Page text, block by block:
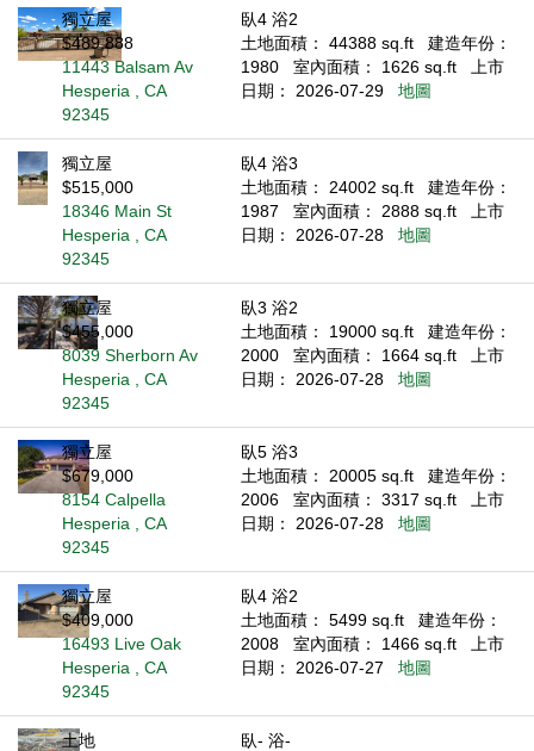
獨立屋
$489,888
11443 Balsam Av
Hesperia , CA
92345
臥4 浴2
土地面積： 44388 sq.ft
建造年份：
1980
室內面積： 1626 sq.ft
上市
日期： 2026-07-29
地圖
獨立屋
$515,000
18346 Main St
Hesperia , CA
92345
臥4 浴3
土地面積： 24002 sq.ft
建造年份：
1987
室內面積： 2888 sq.ft
上市
日期： 2026-07-28
地圖
獨立屋
$455,000
8039 Sherborn Av
Hesperia , CA
92345
臥3 浴2
土地面積： 19000 sq.ft
建造年份：
2000
室內面積： 1664 sq.ft
上市
日期： 2026-07-28
地圖
獨立屋
$679,000
8154 Calpella
Hesperia , CA
92345
臥5 浴3
土地面積： 20005 sq.ft
建造年份：
2006
室內面積： 3317 sq.ft
上市
日期： 2026-07-28
地圖
獨立屋
$409,000
16493 Live Oak
Hesperia , CA
92345
臥4 浴2
土地面積： 5499 sq.ft
建造年份：
2008
室內面積： 1466 sq.ft
上市
日期： 2026-07-27
地圖
土地
臥- 浴-